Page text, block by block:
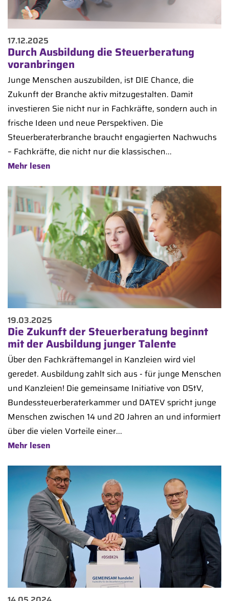
17.12.2025
Durch Ausbildung die Steuerberatung
voranbringen
Junge Menschen auszubilden, ist DIE Chance, die
Zukunft der Branche aktiv mitzugestalten. Damit
investieren Sie nicht nur in Fachkräfte, sondern auch in
frische Ideen und neue Perspektiven. Die
Steuerberaterbranche braucht engagierten Nachwuchs
– Fachkräfte, die nicht nur die klassischen...
Mehr lesen
19.03.2025
Die Zukunft der Steuerberatung beginnt
mit der Ausbildung junger Talente
Über den Fachkräftemangel in Kanzleien wird viel
geredet. Ausbildung zahlt sich aus - für junge Menschen
und Kanzleien! Die gemeinsame Initiative von DStV,
Bundessteuerberaterkammer und DATEV spricht junge
Menschen zwischen 14 und 20 Jahren an und informiert
über die vielen Vorteile einer...
Mehr lesen